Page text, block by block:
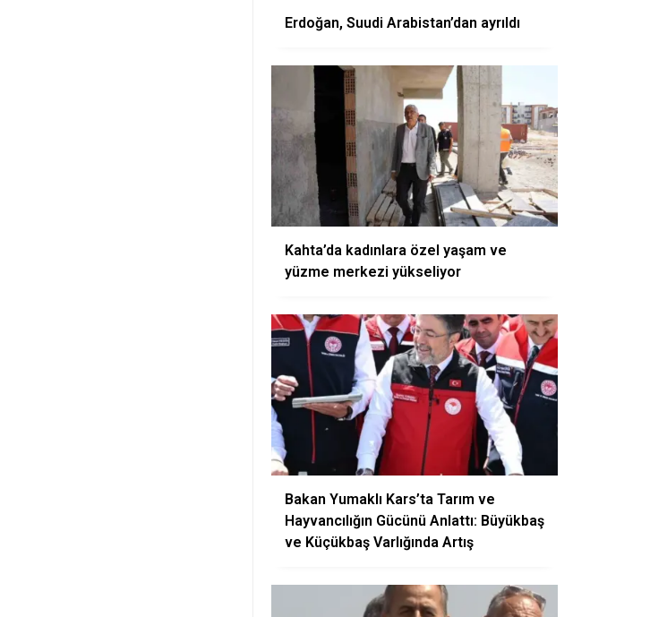
Erdoğan, Suudi Arabistan’dan ayrıldı
Kahta’da kadınlara özel yaşam ve
yüzme merkezi yükseliyor
Bakan Yumaklı Kars’ta Tarım ve
Hayvancılığın Gücünü Anlattı: Büyükbaş
ve Küçükbaş Varlığında Artış